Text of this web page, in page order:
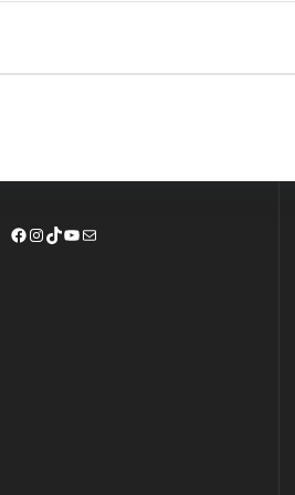
Facebook
Instagram
TikTok
YouTube
Mail